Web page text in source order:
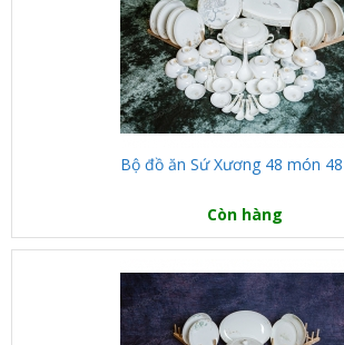
Bộ đồ ăn Sứ Xương 48 món
Còn hàng